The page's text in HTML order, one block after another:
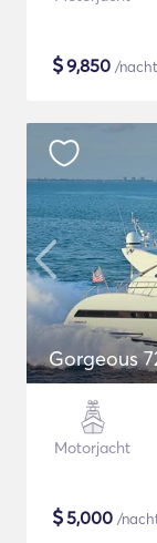
$9,850 /nacht
Gorgeous
Motorjacht
$5,000 /